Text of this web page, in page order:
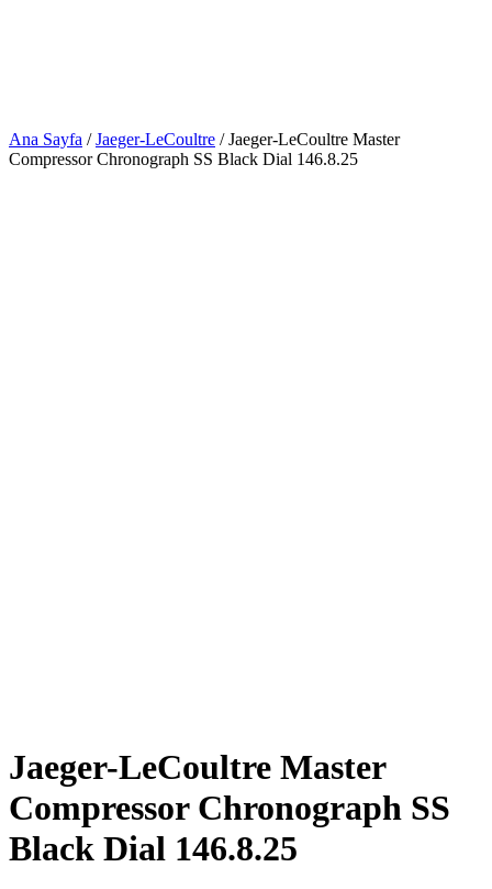
Ana Sayfa /Jaeger-LeCoultre / Jaeger-LeCoultre Master
Compressor Chronograph SS Black Dial 146.8.25
Jaeger-LeCoultre Master
Compressor Chronograph SS
Black Dial 146.8.25